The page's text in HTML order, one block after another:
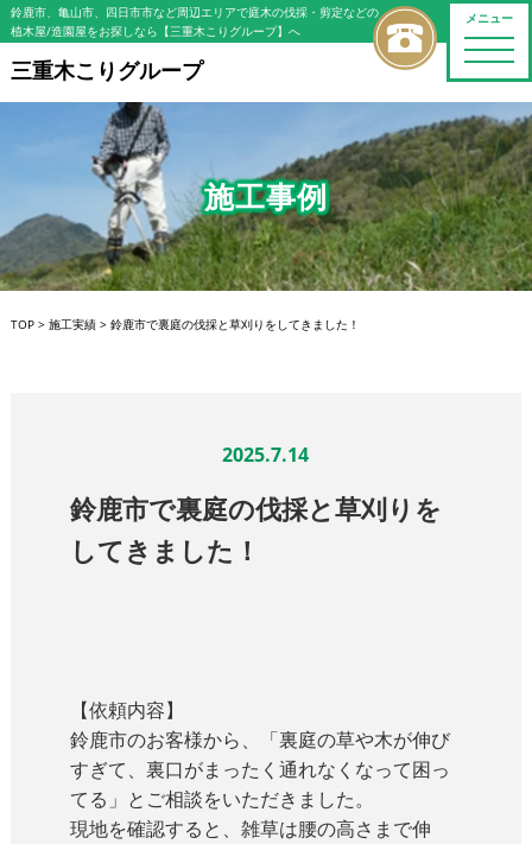
メニュー
toggle
鈴鹿市、亀山市、四日市市など周辺エリアで庭木の伐採・剪定などの
植木屋/造園屋をお探しなら【三重木こりグループ】へ
三重木こりグループ
施工事例
TOP> 施工実績> 鈴鹿市で裏庭の伐採と草刈りをしてきました！
2025.7.14
鈴鹿市で裏庭の伐採と草刈りを
してきました！
【依頼内容】
鈴鹿市のお客様から、「裏庭の草や木が伸び
すぎて、裏口がまったく通れなくなって困っ
てる」とご相談をいただきました。
現地を確認すると、雑草は腰の高さまで伸